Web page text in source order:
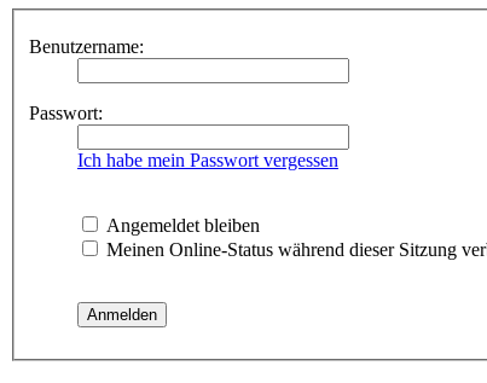
Benutzername:
Passwort:
Ich habe mein Passwort vergessen
Angemeldet bleiben
Meinen Online-Status während dieser Sitzung